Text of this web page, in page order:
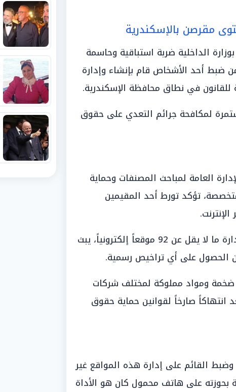
الداخلية ضربة استباقية وحاسمة
ضبط أحد الأشخاص قام بإنشاء وإدارة
للقانون في نطاق محافظة الإسكندرية.
لمكافحة جرائم التعدي على حقوق
العامة لمباحث المصنفات وحماية
تؤكد تورط أحد المقيمين
كشفت التحريات أن المتهم قام بإنشاء وإدارة ما لا يقل عن 92 موقعاً إلكترونياً، يبث
الحصول على أي تراخيص رسمية.
ومواد مملوكة لمختلف شركات
انتهاكاً صارخاً لقوانين حماية حقوق
وضبط القائم على إدارة هذه المواقع غير
بحوزته على هاتف محمول كان هو الأداة